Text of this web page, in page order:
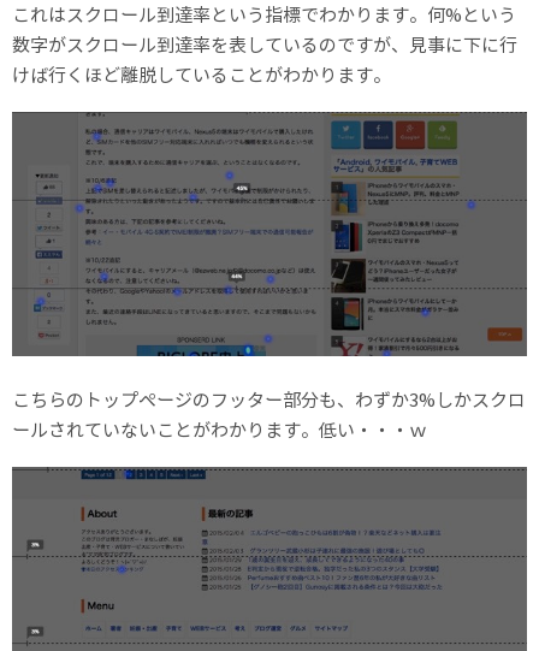
これはスクロール到達率という指標でわかります。何%という
数字がスクロール到達率を表しているのですが、見事に下に行
けば行くほど離脱していることがわかります。
こちらのトップページのフッター部分も、わずか3%しかスクロ
ールされていないことがわかります。低い・・・ｗ